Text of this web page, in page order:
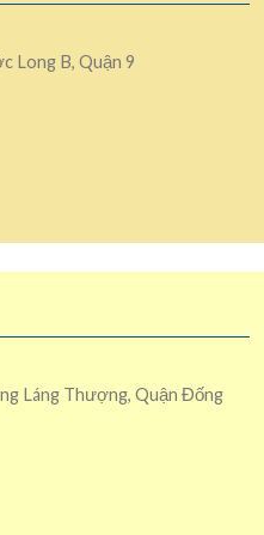
Long B, Quận 9
Láng Thượng, Quận Đống